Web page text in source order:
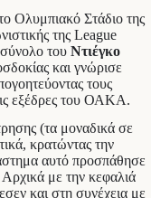
Ολυμπιακό Στάδιο της
της League
του Ντιέγκο
και γνώρισε
τους
εξέδρες του ΟΑΚΑ.
(τα μοναδικά σε
κρατώντας την
αυτό προσπάθησε
Αρχικά με την κεφαλιά
και στη συνέχεια με